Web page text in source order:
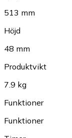
513 mm
Höjd
48 mm
Produktvikt
7.9 kg
Funktioner
Funktioner